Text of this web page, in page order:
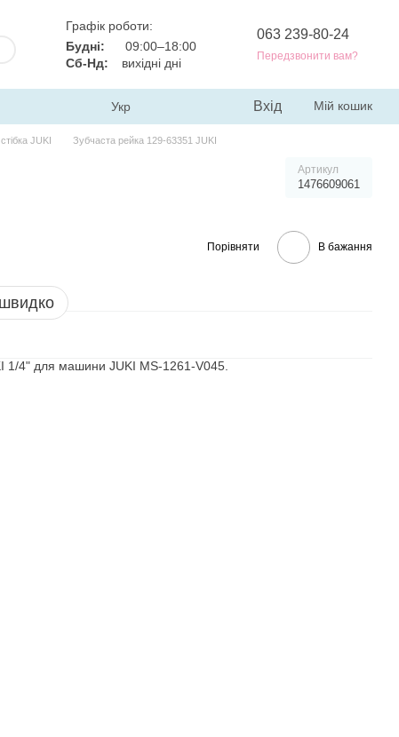
Графік роботи:
Будні:
09:00–18:00
Сб-Нд:
вихідні дні
063 239-80-24
Передзвонити вам?
Укр Вхід Мій кошик
JUKI Зубчаста рейка 129-63351 JUKI
Артикул
1476609061
Порівняти В бажання
1/4" для машини JUKI MS-1261-V045.